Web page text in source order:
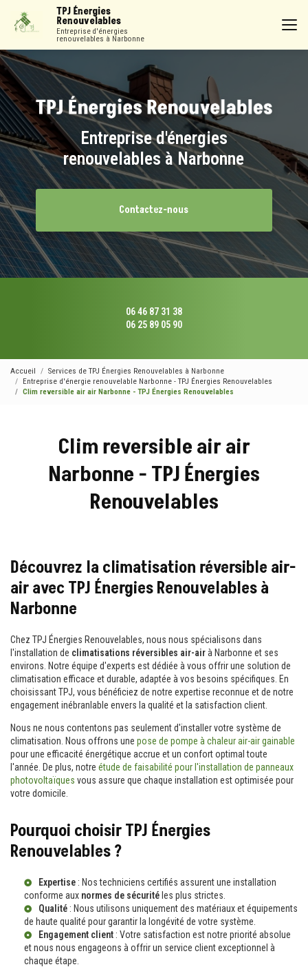
contenu
TPJ Énergies
Renouvelables
Entreprise d'énergies
renouvelables à Narbonne
Entreprise d'énergies
renouvelables à Narbonne
Contactez-nous
06 46 87 31 38
06 25 89 05 90
Accueil
Services de TPJ Énergies Renouvelables à Narbonne
Entreprise d'énergie renouvelable Narbonne - TPJ Énergies Renouvelables
Clim reversible air air Narbonne - TPJ Énergies Renouvelables
Clim reversible air air
Narbonne - TPJ Énergies
Renouvelables
Découvrez la climatisation réversible air-
air avec TPJ Énergies Renouvelables à
Narbonne
Chez TPJ Énergies Renouvelables, nous nous spécialisons dans
l'installation de climatisations réversibles air-airà Narbonne et ses
environs. Notre équipe d'experts est dédiée à vous offrir une solution de
climatisation efficace et durable, adaptée à vos besoins spécifiques. En
choisissant TPJ, vous bénéficiez de notre expertise reconnue et de notre
engagement inébranlable envers la qualité et la satisfaction client.
Nous ne nous contentons pas seulement d'installer votre système de
climatisation. Nous offrons une pose de pompe à chaleur air-air gainable
pour une efficacité énergétique accrue et un confort optimal toute
l'année. De plus, notre étude de faisabilité pour l'installation de panneaux
photovoltaïques vous assure que chaque installation est optimisée pour
votre domicile.
Pourquoi choisir TPJ Énergies
Renouvelables ?
Expertise : Nos techniciens certifiés assurent une installation
conforme aux normes de sécurité les plus strictes.
Qualité : Nous utilisons uniquement des matériaux et équipements
de haute qualité pour garantir la longévité de votre système.
Engagement client : Votre satisfaction est notre priorité absolue
et nous nous engageons à offrir un service client exceptionnel à
chaque étape.